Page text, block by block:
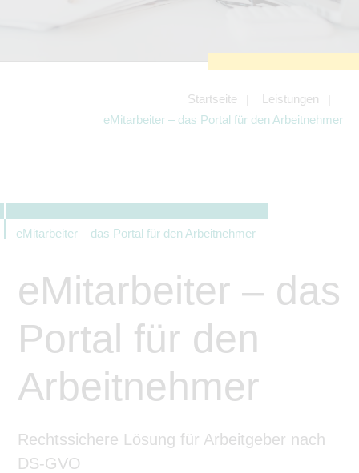
Startseite
Leistungen
eMitarbeiter – das Portal für den Arbeitnehmer
eMitarbeiter – das Portal für den Arbeitnehmer
eMitarbeiter – das
Portal für den
Arbeitnehmer
Rechtssichere Lösung für Arbeitgeber nach
DS-GVO
Diese Cookies sind erforderlich, um
Angebotes einschließlich der
Angeboten von z.B. Facebook und